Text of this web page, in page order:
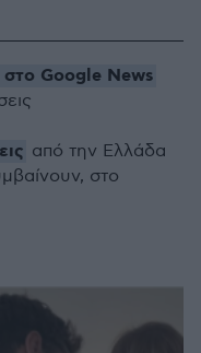
Google News
από την Ελλάδα
στο